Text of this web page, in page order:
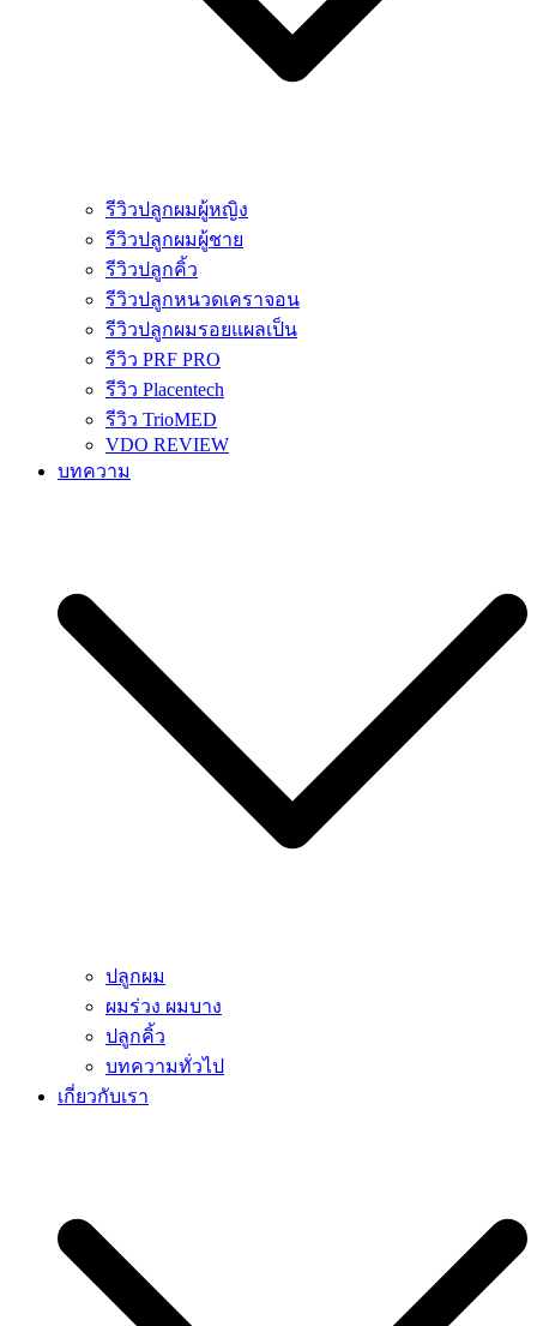
รีวิวปลูกผมผู้หญิง
รีวิวปลูกผมผู้ชาย
รีวิวปลูกคิ้ว
รีวิวปลูกหนวดเคราจอน
รีวิวปลูกผมรอยแผลเป็น
รีวิว PRF PRO
รีวิว Placentech
รีวิว TrioMED
VDO REVIEW
บทความ
ปลูกผม
ผมร่วง ผมบาง
ปลูกคิ้ว
บทความทั่วไป
เกี่ยวกับเรา